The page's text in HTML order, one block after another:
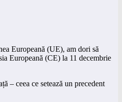
Europeană (UE), am dori să
Europeană (CE) la 11 decembrie
– ceea ce setează un precedent